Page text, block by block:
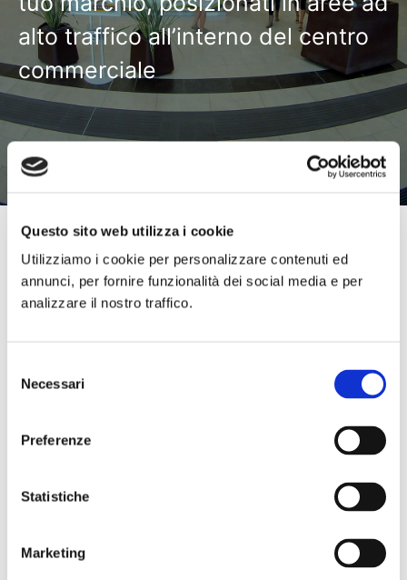
Questo sito web utilizza i cookie
Utilizziamo i cookie per personalizzare contenuti ed
annunci, per fornire funzionalità dei social media e per
analizzare il nostro traffico.
delNecessari
Preferenze
Statistiche
Marketing
alto traffico all’interno del centro
commerciale